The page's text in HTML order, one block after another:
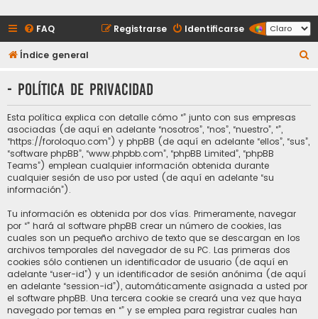
FAQ Identificarse
Registrarse
Índice general
c
- Política de privacidad
Esta política explica con detalle cómo “” junto con sus empresas
asociadas (de aquí en adelante “nosotros”, “nos”, “nuestro”, “”,
“https://foroloquo.com”) y phpBB (de aquí en adelante “ellos”, “sus”,
“software phpBB”, “www.phpbb.com”, “phpBB Limited”, “phpBB
Teams”) emplean cualquier información obtenida durante
cualquier sesión de uso por usted (de aquí en adelante “su
información”).
Tu información es obtenida por dos vías. Primeramente, navegar
por “” hará al software phpBB crear un número de cookies, las
cuales son un pequeño archivo de texto que se descargan en los
archivos temporales del navegador de su PC. Las primeras dos
cookies sólo contienen un identificador de usuario (de aquí en
adelante “user-id”) y un identificador de sesión anónima (de aquí
en adelante “session-id”), automáticamente asignada a usted por
el software phpBB. Una tercera cookie se creará una vez que haya
navegado por temas en “” y se emplea para registrar cuales han